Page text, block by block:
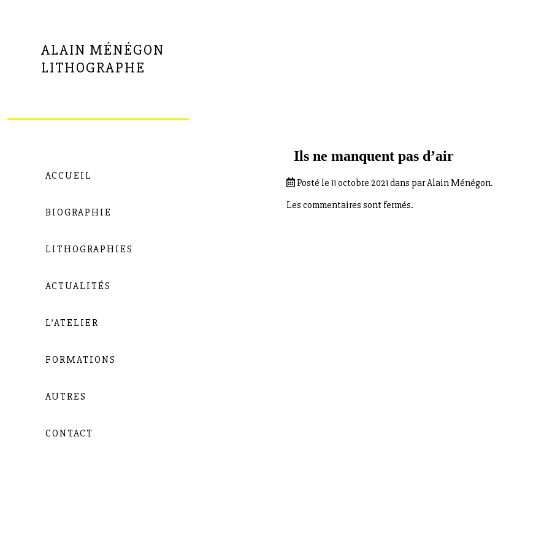
ALAIN MÉNÉGON
LITHOGRAPHE
ACCUEIL
BIOGRAPHIE
LITHOGRAPHIES
ACTUALITÉS
L’ATELIER
FORMATIONS
AUTRES
CONTACT
Ils ne manquent pas d’air
Posté le 11 octobre 2021 dans par Alain Ménégon.
Les commentaires sont fermés.